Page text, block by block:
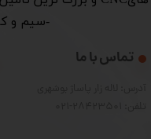
-سیم و
تماس با ما